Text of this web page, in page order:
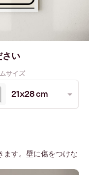
さい
サイズ
21x28 cm
ます。壁に傷をつけな